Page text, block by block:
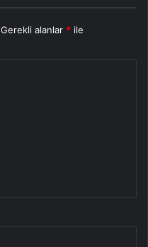
Gerekli alanlar * ile